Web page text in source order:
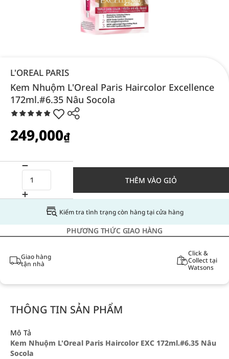
L'OREAL PARIS
Kem Nhuộm L'Oreal Paris Haircolor Excellence
172ml.#6.35 Nâu Socola
249,000₫
THÊM VÀO GIỎ
Kiểm tra tình trạng còn hàng tại cửa hàng
PHƯƠNG THỨC GIAO HÀNG
Giao hàng
tận nhà
Click &
Collect tại
Watsons
THÔNG TIN SẢN PHẨM
Mô Tả
Kem Nhuộm L'Oreal Paris Haircolor EXC 172ml.#6.35 Nâu
Socola